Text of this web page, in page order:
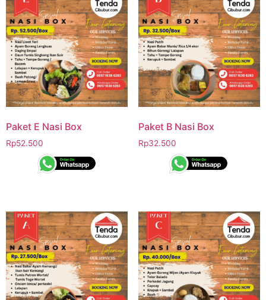
Paket E Nasi Box
Rp52.500
Paket B Nasi Box
Rp32.500